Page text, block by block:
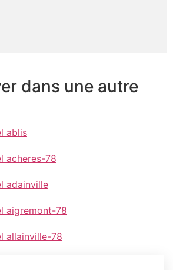
dans une autre
ablis
acheres-78
adainville
aigremont-78
allainville-78